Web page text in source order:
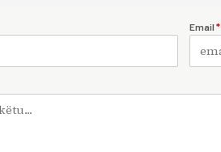
Email *